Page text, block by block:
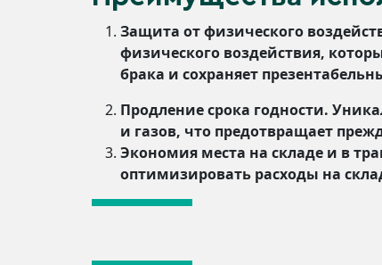
Защита от физического
физического воздействия,
брака и сохраняет
Продление срока годности.
и газов, что предотвращает
Экономия места на складе и в
оптимизировать расходы на